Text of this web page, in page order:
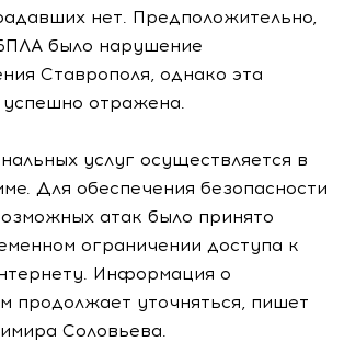
нет. Предположительно,
было нарушение
Ставрополя, однако эта
отражена.
услуг осуществляется в
Для обеспечения безопасности
атак было принято
ограничении доступа к
Информация о
продолжает уточняться, пишет
Соловьева.